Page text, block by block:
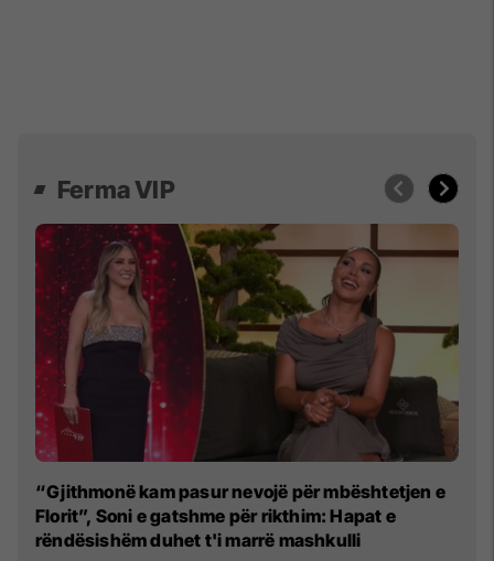
Ferma VIP
“Gjithmonë kam pasur nevojë për mbështetjen e
Florit”, Soni e gatshme për rikthim: Hapat e
rëndësishëm duhet t'i marrë mashkulli